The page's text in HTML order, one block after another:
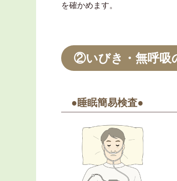
を確かめます。
②いびき・無呼吸
●睡眠簡易検査●